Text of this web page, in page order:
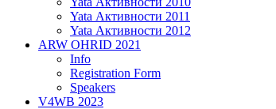
Yata Активности 2011
Yata Активности 2012
ARW OHRID 2021
Info
Registration Form
Speakers
V4WB 2023